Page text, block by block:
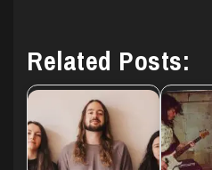
Related Posts: